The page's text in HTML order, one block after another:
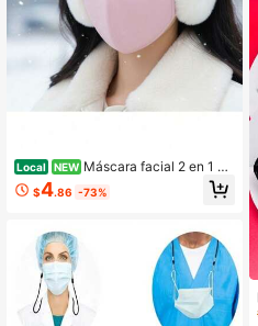
Local NEW Máscara facial 2 en 1 cá
lida para mujer, otoño e invierno, a p
rueba de viento y resistente al frío,
y orejeras tipo nube para ciclismo
$4.86 -73%